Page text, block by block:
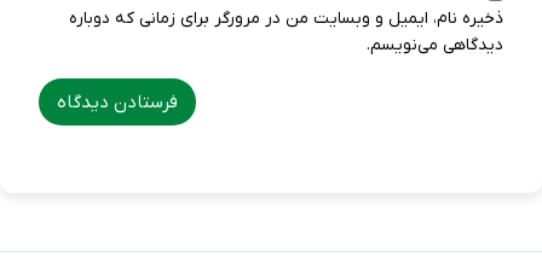
ذخیره نام، ایمیل و وبسایت من در مرورگر برای زمانی که دوباره
دیدگاهی می‌نویسم.